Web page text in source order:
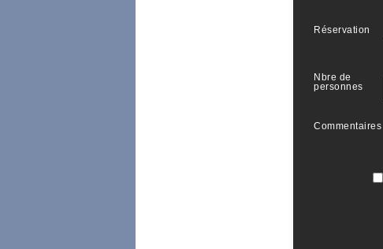
Réservation
Nbre de
personnes
Commentaires